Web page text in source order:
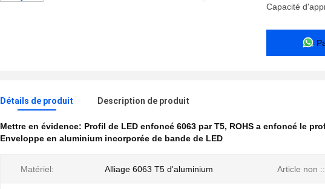
Capacité
Détails de produit Description de produit
Mettre en évidence: Profil de LED enfoncé 6063 par T5, ROHS a enfoncé le
Enveloppe en aluminium incorporée de bande de LED
Matériel: Alliage 6063 T5 d'aluminium Article non ::